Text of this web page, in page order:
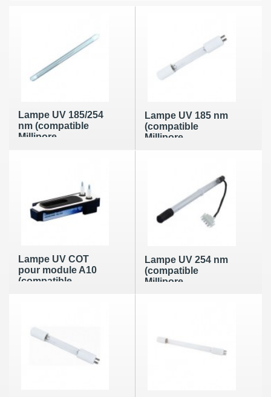
Lampe UV 185/254
nm (compatible
Millipore
Lampe UV 185 nm
(compatible
Millipore
Lampe UV COT
pour module A10
(compatible
Lampe UV 254 nm
(compatible
Millipore